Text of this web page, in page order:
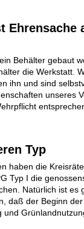
Ehrensache
Behälter gebaut
die Werkstatt.
ihn und sind
unseres
Typ
haben die
Typ I die
Natürlich ist es
daß der Beginn der